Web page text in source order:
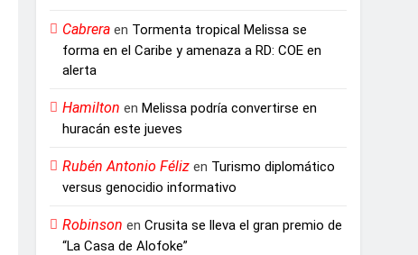
Cabrera en Tormenta tropical Melissa se
forma en el Caribe y amenaza a RD: COE en
alerta
Hamilton enMelissa podría convertirse en
huracán este jueves
Rubén Antonio Féliz en Turismo diplomático
versus genocidio informativo
Robinson enCrusita se lleva el gran premio de
“La Casa de Alofoke”